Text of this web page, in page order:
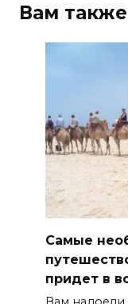
Вам
Самые
придет в